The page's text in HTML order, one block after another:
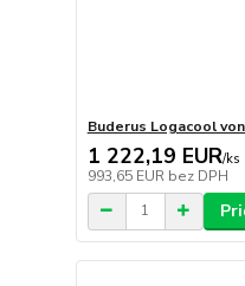
Buderus Logacool
1 222,19 EUR/ks
993,65 EUR bez DPH